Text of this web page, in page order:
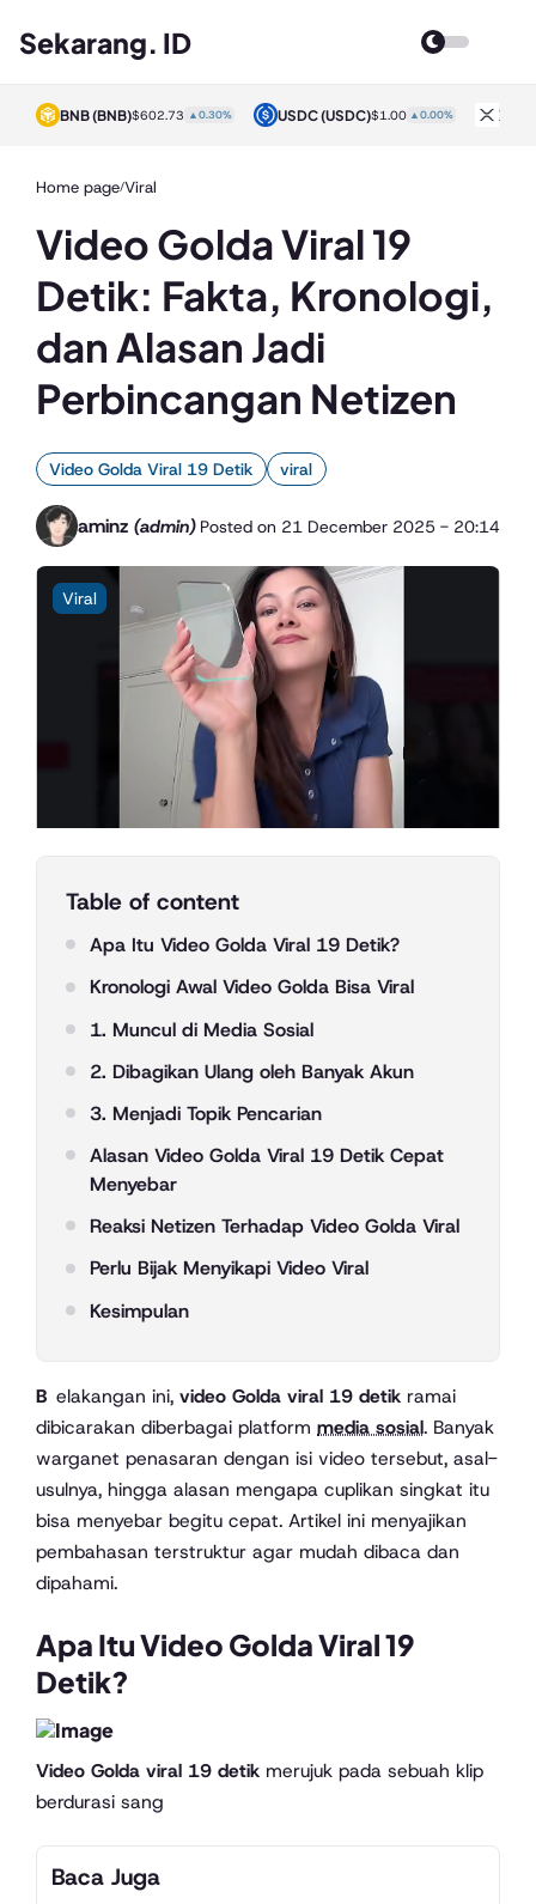
Sekarang. ID
BNB(BNB)$602.73 ▲0.30% USDC(USDC)$1.00 ▲0.00% XRP
Home page/Viral
Video Golda Viral 19
Detik: Fakta, Kronologi,
dan Alasan Jadi
Perbincangan Netizen
Video Golda Viral 19 Detik viral
aminz (admin) Posted on 21 December 2025 - 20:14
Viral
Table of content
Apa Itu Video Golda Viral 19 Detik?
Kronologi Awal Video Golda Bisa Viral
1. Muncul di Media Sosial
2. Dibagikan Ulang oleh Banyak Akun
3. Menjadi Topik Pencarian
Alasan Video Golda Viral 19 Detik Cepat
Menyebar
Reaksi Netizen Terhadap Video Golda Viral
Perlu Bijak Menyikapi Video Viral
Kesimpulan
Belakangan ini, video Golda viral 19 detikramai
dibicarakan diberbagai platform media sosial. Banyak
warganet penasaran dengan isi video tersebut, asal-
usulnya, hingga alasan mengapa cuplikan singkat itu
bisa menyebar begitu cepat. Artikel ini menyajikan
pembahasan terstruktur agar mudah dibaca dan
dipahami.
Apa Itu Video Golda Viral 19
Detik?
Video Golda viral 19 detik merujuk pada sebuah klip
berdurasi sang
Baca Juga